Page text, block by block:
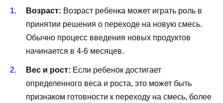
Возраст: Возраст ребенка может играть роль в
принятии решения о переходе на новую смесь.
Обычно процесс введения новых продуктов
начинается в 4-6 месяцев.
Вес и рост: Если ребенок достигает
определенного веса и роста, это может быть
признаком готовности к переходу на смесь, более